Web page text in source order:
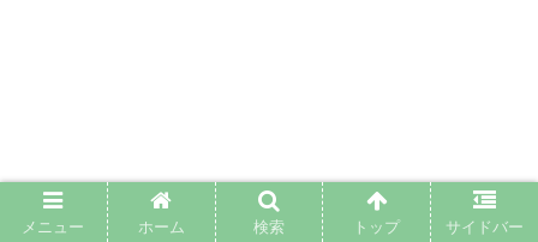
メニュー ホーム 検索 トップ サイドバー